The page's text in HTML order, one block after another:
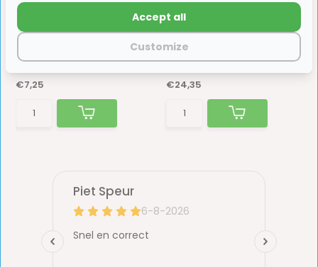
Dometic Combirollo
€7,25
€24,35
Customize
Accept all